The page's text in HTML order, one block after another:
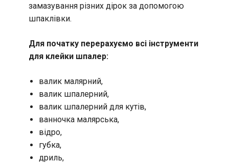
замазування різних дірок за допомогою
шпаклівки.
Для початку перерахуємо всі інструменти
для клейки шпалер:
валик малярний,
валик шпалерний,
валик шпалерний для кутів,
ванночка малярська,
відро,
губка,
дриль,